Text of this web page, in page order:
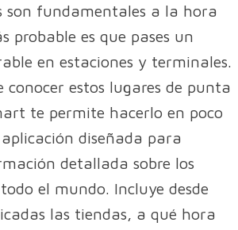
son fundamentales a la hora
probable es que pases un
en estaciones y terminales.
conocer estos lugares de punta
te permite hacerlo en poco
diseñada para
detallada sobre los
el mundo. Incluye desde
las tiendas, a qué hora